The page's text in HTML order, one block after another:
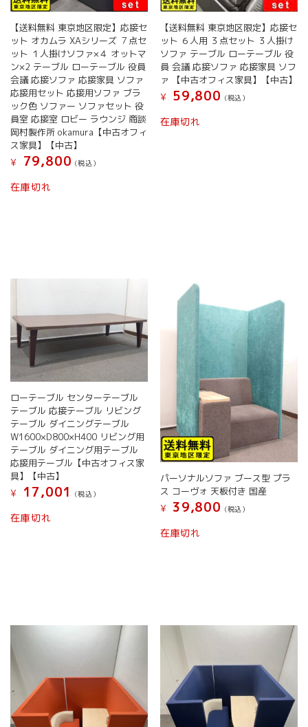
【送料無料 東京地区限定】応接セ
ット オカムラ XAシリーズ ７点セ
ット １人掛けソファ×４ オットマ
ン×2 テーブル ローテーブル 役員
会議 応接ソファ 応接家具 ソファ
応接用セット 応接用ソファ ブラ
ック色 ソファー ソファセット 役
員室 応接室 ロビー ラウンジ 商談
岡村製作所 okamura【中古オフィ
ス家具】【中古】
¥
79,800 (税込）
在庫切れ
【送料無料 東京地区限定】応接セ
ット ６人用 ３点セット ３人掛け
ソファ テーブル ローテーブル 役
員 会議 応接ソファ 応接家具 ソフ
ァ 【中古オフィス家具】【中古】
¥
59,800 (税込）
在庫切れ
ローテーブル センターテーブル
テーブル 応接テーブル リビング
テーブル ダイニングテーブル
W1600×D800×H400 リビング用
テーブル ダイニング用テーブル
応接用テーブル【中古オフィス家
具】【中古】
¥
17,001 (税込）
在庫切れ
パーソナルソファ ブース型 プラ
ス コーヴォ 天板付き 国産
¥
39,800 (税込）
在庫切れ